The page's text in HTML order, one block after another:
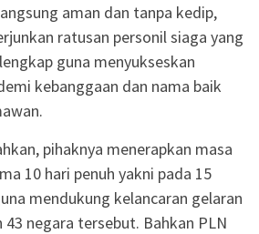
aman dan tanpa kedip,
ratusan personil siaga yang
guna menyukseskan
kebanggaan dan nama baik
pihaknya menerapkan masa
10 hari penuh yakni pada 15
mendukung kelancaran gelaran
negara tersebut. Bahkan PLN